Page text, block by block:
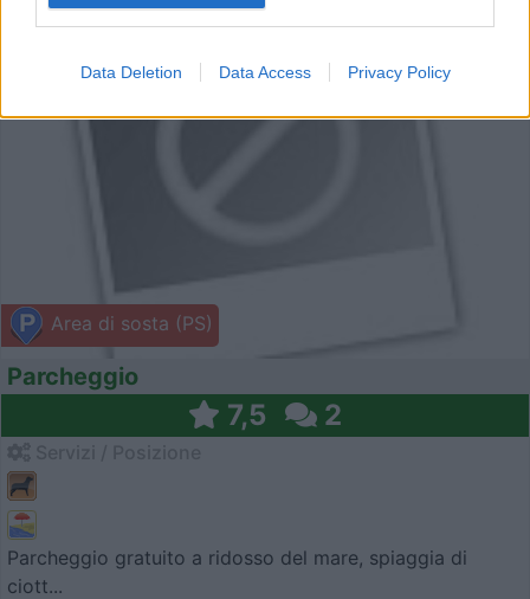
Data Deletion Data Access Privacy Policy
Area di sosta (PS)
Parcheggio
7,5 2
Parcheggio gratuito a ridosso del mare, spiaggia di
ciott...